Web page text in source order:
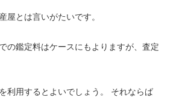
屋とは言いがたいです。
の鑑定料はケースにもよりますが、査定
利用するとよいでしょう。 それならば